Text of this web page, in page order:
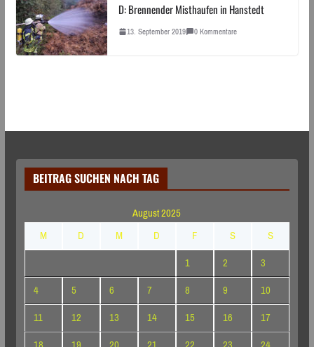
D: Brennender Misthaufen in Hanstedt
13. September 2019 0 Kommentare
BEITRAG SUCHEN NACH TAG
August 2025
M
D M D F S
S
1
2
3
4
5 6 7 8 9
10
11
12 13 14 15 16
17